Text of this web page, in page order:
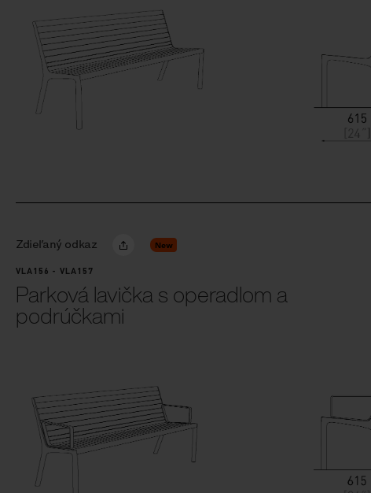
Zdieľaný odkaz New
VLA156 - VLA157
Parková lavička s operadlom a
podrúčkami